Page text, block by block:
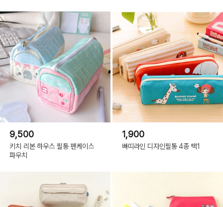
9,500
키치 리본 하우스 필통 펜케이스
파우치
1,900
빠띠라인 디자인필통 4종 택1